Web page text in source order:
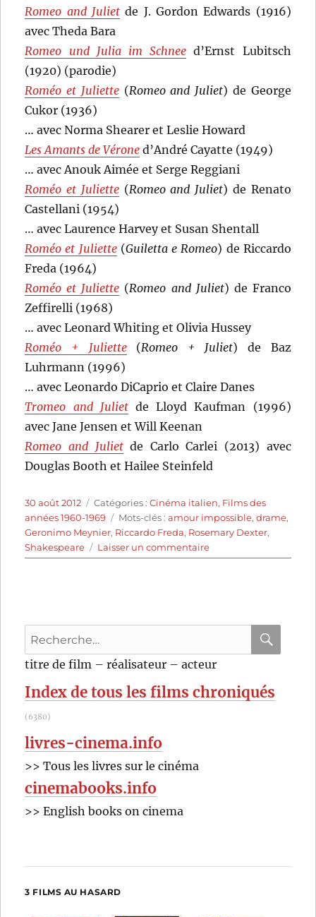
Romeo and Julietde J. Gordon Edwards (1916)
avec Theda Bara
Romeo und Julia im Schnee d’Ernst Lubitsch
(1920) (parodie)
Roméo et Juliette(Romeo and Juliet) de George
Cukor (1936)
… avec Norma Shearer et Leslie Howard
Les Amants de Vérone d’André Cayatte (1949)
… avec Anouk Aimée et Serge Reggiani
Roméo et Juliette(Romeo and Juliet) de Renato
Castellani (1954)
… avec Laurence Harvey et Susan Shentall
Roméo et Juliette(Guiletta e Romeo) de Riccardo
Freda (1964)
Roméo et Juliette (Romeo and Juliet) de Franco
Zeffirelli (1968)
… avec Leonard Whiting et Olivia Hussey
Roméo + Juliette(Romeo + Juliet) de Baz
Luhrmann (1996)
… avec Leonardo DiCaprio et Claire Danes
Tromeo and Julietde Lloyd Kaufman (1996)
avec Jane Jensen et Will Keenan
Romeo and Julietde Carlo Carlei (2013) avec
Douglas Booth et Hailee Steinfeld
Publié
le
30 août 2012 Catégories
Catégories :Cinéma italien, Films des
années 1960-1969
Étiquettes
Mots-clés :amour impossible,drame,
Geronimo Meynier, Riccardo Freda, Rosemary Dexter,
Shakespeare
Laisser un commentairesur
Roméo
Recherche
pour
titre de film – réalisateur – acteur
Index de tous les films chroniqués
(6380)
livres-cinema.info
>> Tous les livres sur le cinéma
cinemabooks.info
>> English books on cinema
3 FILMS AU HASARD